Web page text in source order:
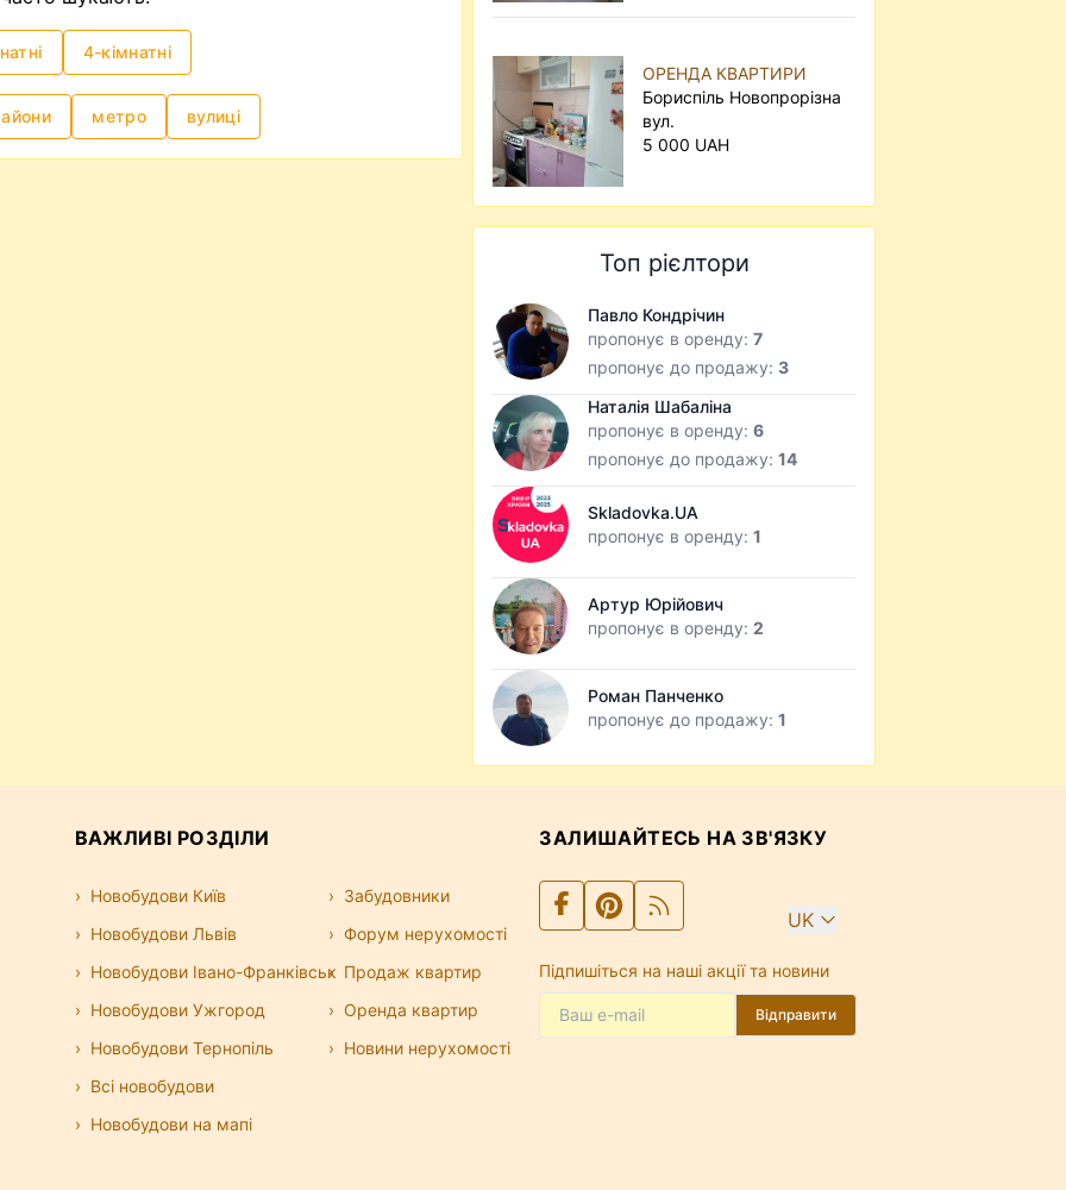
і квартиру бізнес чи люкс класу. Так,
і до 15-20 тисяч доларів на місяць.
недорого
—зняти квартиру без посередника
в даному випадку ріелтер, для чого
можете самостійно знайти квартиру, яка
4-кімнатні
метро вулиці
ОРЕНДА КВАРТИРИ
Бориспіль Новопрорізна
вул.
5 000 UAH
Топ рієлтори
Павло Кондрічин
пропонує в оренду:7
пропонує до продажу: 3
Наталія Шабаліна
пропонує в оренду:6
пропонує до продажу:14
Skladovka.UA
пропонує в оренду:1
Артур Юрійович
пропонує в оренду:2
Роман Панченко
пропонує до продажу:1
ВАЖЛИВІ РОЗДІЛИ
Новобудови Київ
Новобудови Львів
Новобудови Івано-Франківськ
Новобудови Ужгород
Новобудови Тернопіль
Всі новобудови
Новобудови на мапі
Забудовники
Форум нерухомості
Продаж квартир
Оренда квартир
Новини нерухомості
ЗАЛИШАЙТЕСЬ НА ЗВ'ЯЗКУ
UK
Підпишіться на наші акції та новини
Відправити